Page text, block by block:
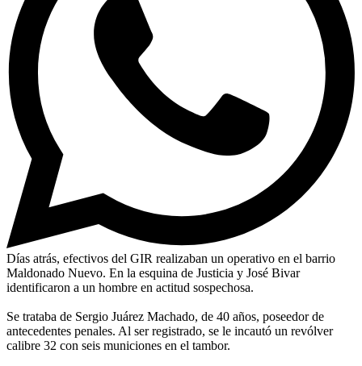
Días atrás, efectivos del GIR realizaban un operativo en el barrio
Maldonado Nuevo. En la esquina de Justicia y José Bivar
identificaron a un hombre en actitud sospechosa.
Se trataba de Sergio Juárez Machado, de 40 años, poseedor de
antecedentes penales. Al ser registrado, se le incautó un revólver
calibre 32 con seis municiones en el tambor.